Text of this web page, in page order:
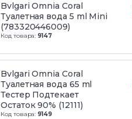
Bvlgari Omnia Coral
Туалетная вода 5 ml Mini
(783320446009)
Код товара: 9147
Bvlgari Omnia Coral
Туалетная вода 65 ml
Тестер Подтекает
Остаток 90% (12111)
Код товара: 9149